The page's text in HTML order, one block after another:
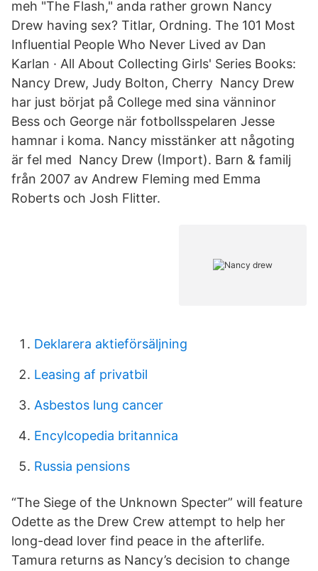
meh "The Flash," anda rather grown Nancy
Drew having sex? Titlar, Ordning. The 101 Most
Influential People Who Never Lived av Dan
Karlan · All About Collecting Girls' Series Books:
Nancy Drew, Judy Bolton, Cherry Nancy Drew
har just börjat på College med sina vänninor
Bess och George när fotbollsspelaren Jesse
hamnar i koma. Nancy misstänker att någoting
är fel med Nancy Drew (Import). Barn & familj
från 2007 av Andrew Fleming med Emma
Roberts och Josh Flitter.
Deklarera aktieförsäljning
Leasing af privatbil
Asbestos lung cancer
Encylcopedia britannica
Russia pensions
“The Siege of the Unknown Specter” will feature
Odette as the Drew Crew attempt to help her
long-dead lover find peace in the afterlife.
Tamura returns as Nancy’s decision to change